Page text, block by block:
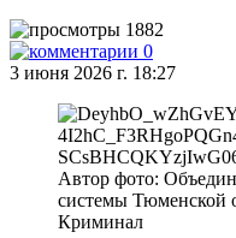
1882
0
3 июня 2026 г. 18:27
Автор фото:
системы Тюменской
Криминал